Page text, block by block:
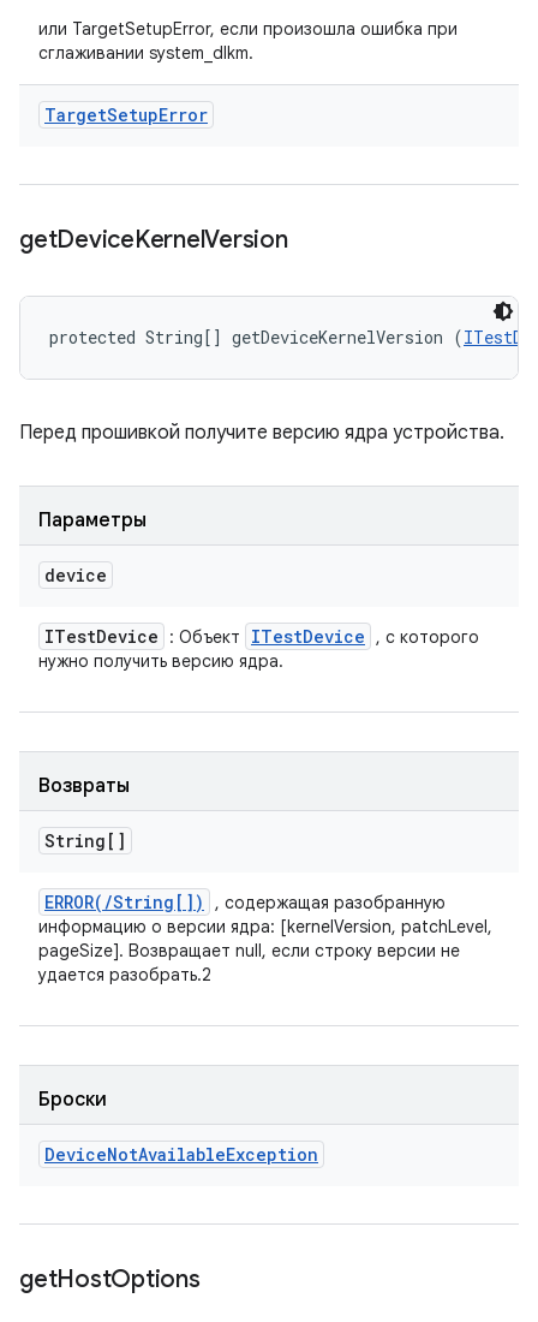
или TargetSetupError, если произошла ошибка при
сглаживании system_dlkm.
TargetSetupError
getDeviceKernelVersion
protected String[] getDeviceKernelVersion (
Перед прошивкой получите версию ядра устройства.
Параметры
device
ITestDevice : Объект ITestDevice
, с которого
нужно получить версию ядра.
Возвраты
String[]
ERROR( /String[])
, содержащая разобранную
информацию о версии ядра: [kernelVersion, patchLevel,
pageSize]. Возвращает null, если строку версии не
удается разобрать.2
Броски
DeviceNotAvailableException
getHostOptions